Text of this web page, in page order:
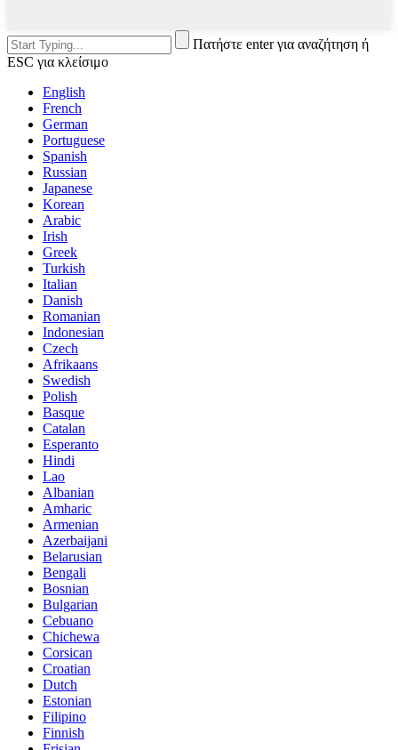
Πατήστε enter για αναζήτηση ή
ESC για κλείσιμο
English
French
German
Portuguese
Spanish
Russian
Japanese
Korean
Arabic
Irish
Greek
Turkish
Italian
Danish
Romanian
Indonesian
Czech
Afrikaans
Swedish
Polish
Basque
Catalan
Esperanto
Hindi
Lao
Albanian
Amharic
Armenian
Azerbaijani
Belarusian
Bengali
Bosnian
Bulgarian
Cebuano
Chichewa
Corsican
Croatian
Dutch
Estonian
Filipino
Finnish